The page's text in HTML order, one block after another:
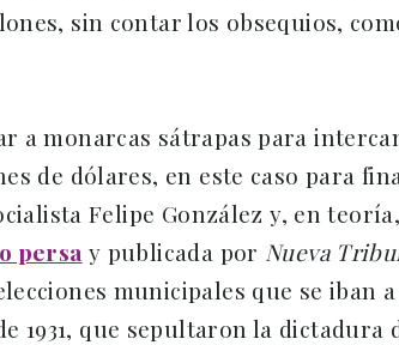
sin contar los obsequios,
a monarcas sátrapas para
de dólares, en este caso para
Felipe González y, en
persa y publicada por Nueva
municipales que se iban
1931, que sepultaron la dictadura